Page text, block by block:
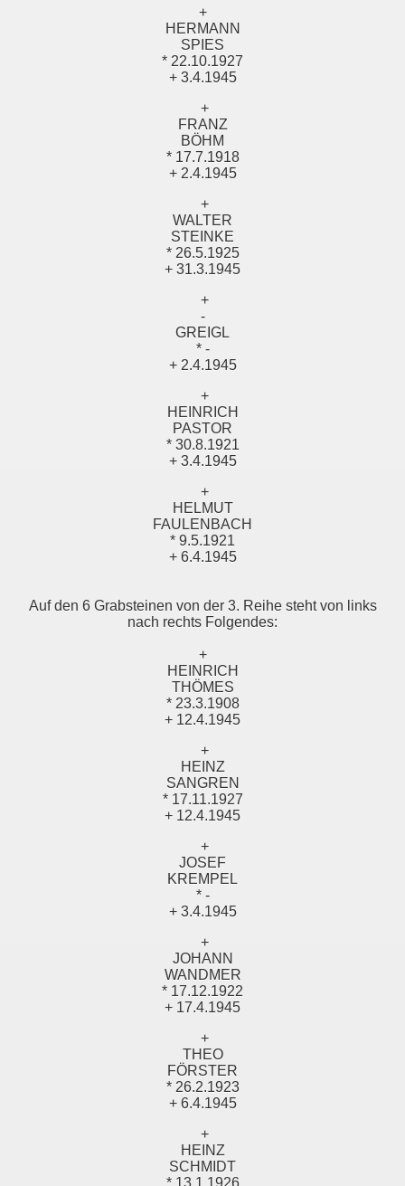
+
HERMANN
SPIES
* 22.10.1927
+ 3.4.1945
+
FRANZ
BÖHM
* 17.7.1918
+ 2.4.1945
+
WALTER
STEINKE
* 26.5.1925
+ 31.3.1945
+
-
GREIGL
* -
+ 2.4.1945
+
HEINRICH
PASTOR
* 30.8.1921
+ 3.4.1945
+
HELMUT
FAULENBACH
* 9.5.1921
+ 6.4.1945
Auf den 6 Grabsteinen von der 3. Reihe steht von links
nach rechts Folgendes:
+
HEINRICH
THÖMES
* 23.3.1908
+ 12.4.1945
+
HEINZ
SANGREN
* 17.11.1927
+ 12.4.1945
+
JOSEF
KREMPEL
* -
+ 3.4.1945
+
JOHANN
WANDMER
* 17.12.1922
+ 17.4.1945
+
THEO
FÖRSTER
* 26.2.1923
+ 6.4.1945
+
HEINZ
SCHMIDT
* 13.1.1926